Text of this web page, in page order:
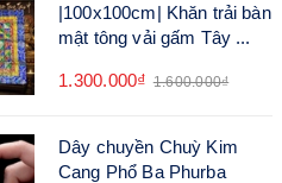
|100x100cm| Khăn trải bàn
mật tông vải gấm Tây ...
1.300.000₫ 1.600.000₫
Dây chuyền Chuỳ Kim
Cang Phổ Ba Phurba